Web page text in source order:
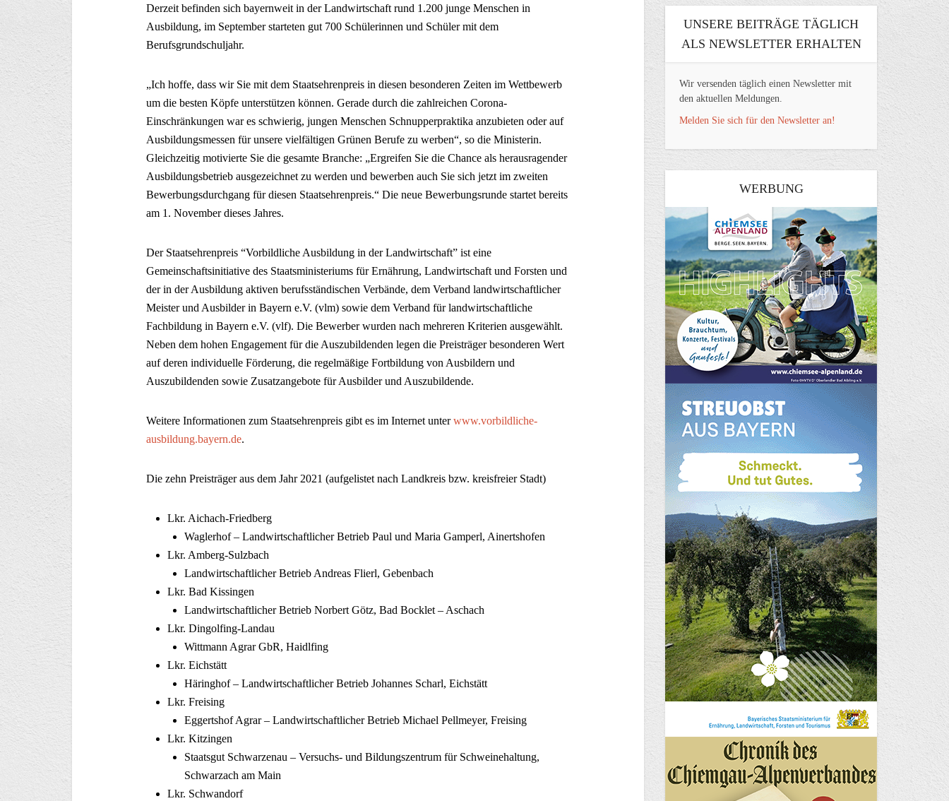
Derzeit befinden sich bayernweit in der Landwirtschaft rund 1.200 junge Menschen in
Ausbildung, im September starteten gut 700 Schülerinnen und Schüler mit dem
Berufsgrundschuljahr.
„Ich hoffe, dass wir Sie mit dem Staatsehrenpreis in diesen besonderen Zeiten im Wettbewerb
um die besten Köpfe unterstützen können. Gerade durch die zahlreichen Corona-
Einschränkungen war es schwierig, jungen Menschen Schnupperpraktika anzubieten oder auf
Ausbildungsmessen für unsere vielfältigen Grünen Berufe zu werben“, so die Ministerin.
Gleichzeitig motivierte Sie die gesamte Branche: „Ergreifen Sie die Chance als herausragender
Ausbildungsbetrieb ausgezeichnet zu werden und bewerben auch Sie sich jetzt im zweiten
Bewerbungsdurchgang für diesen Staatsehrenpreis.“ Die neue Bewerbungsrunde startet bereits
am 1. November dieses Jahres.
Der Staatsehrenpreis “Vorbildliche Ausbildung in der Landwirtschaft” ist eine
Gemeinschaftsinitiative des Staatsministeriums für Ernährung, Landwirtschaft und Forsten und
der in der Ausbildung aktiven berufsständischen Verbände, dem Verband landwirtschaftlicher
Meister und Ausbilder in Bayern e.V. (vlm) sowie dem Verband für landwirtschaftliche
Fachbildung in Bayern e.V. (vlf). Die Bewerber wurden nach mehreren Kriterien ausgewählt.
Neben dem hohen Engagement für die Auszubildenden legen die Preisträger besonderen Wert
auf deren individuelle Förderung, die regelmäßige Fortbildung von Ausbildern und
Auszubildenden sowie Zusatzangebote für Ausbilder und Auszubildende.
Weitere Informationen zum Staatsehrenpreis gibt es im Internet unterwww.vorbildliche-
ausbildung.bayern.de.
Die zehn Preisträger aus dem Jahr 2021 (aufgelistet nach Landkreis bzw. kreisfreier Stadt)
Lkr. Aichach-Friedberg
Waglerhof – Landwirtschaftlicher Betrieb Paul und Maria Gamperl, Ainertshofen
Lkr. Amberg-Sulzbach
Landwirtschaftlicher Betrieb Andreas Flierl, Gebenbach
Lkr. Bad Kissingen
Landwirtschaftlicher Betrieb Norbert Götz, Bad Bocklet – Aschach
Lkr. Dingolfing-Landau
Wittmann Agrar GbR, Haidlfing
Lkr. Eichstätt
Häringhof – Landwirtschaftlicher Betrieb Johannes Scharl, Eichstätt
Lkr. Freising
Eggertshof Agrar – Landwirtschaftlicher Betrieb Michael Pellmeyer, Freising
Lkr. Kitzingen
Staatsgut Schwarzenau – Versuchs- und Bildungszentrum für Schweinehaltung,
Schwarzach am Main
Lkr. Schwandorf
UNSERE BEITRÄGE TÄGLICH
ALS NEWSLETTER ERHALTEN
Wir versenden täglich einen Newsletter mit
den aktuellen Meldungen.
Melden Sie sich für den Newsletter an!
WERBUNG